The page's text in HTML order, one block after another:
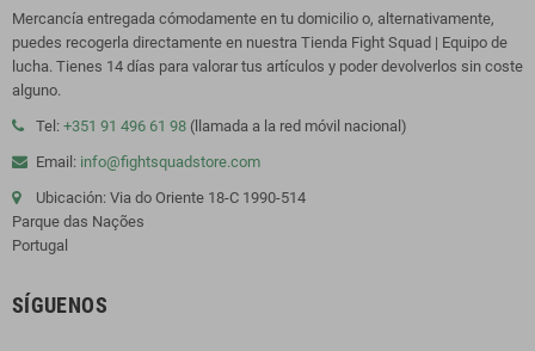
Mercancía entregada cómodamente en tu domicilio o, alternativamente,
puedes recogerla directamente en nuestra Tienda Fight Squad | Equipo de
lucha. Tienes 14 días para valorar tus artículos y poder devolverlos sin coste
alguno.
Tel: +351 91 496 61 98 (llamada a la red móvil nacional)
Email: info@fightsquadstore.com
Ubicación: Via do Oriente 18-C 1990-514
Parque das Nações
Portugal
SÍGUENOS